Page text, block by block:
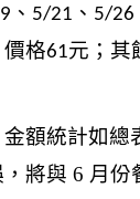
、 5/21 、 5/26
格61元；其
額統計如總
將與 6 月份